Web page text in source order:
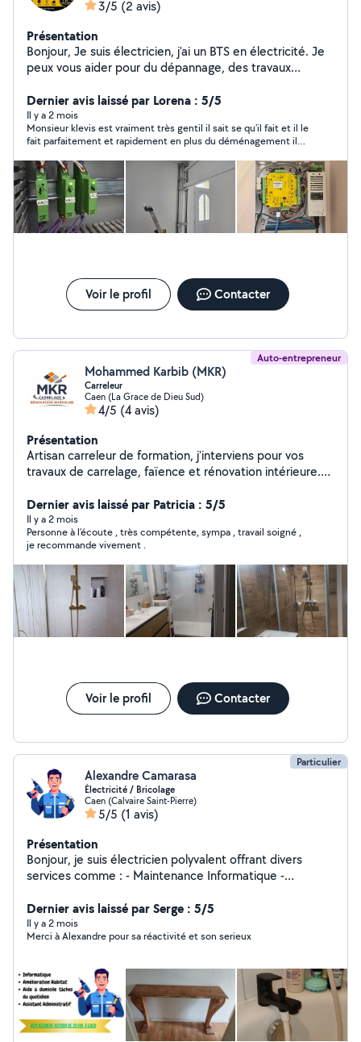
3/5 (2 avis)
Présentation
Bonjour, Je suis électricien, j'ai un BTS en électricité. Je
peux vous aider pour du dépannage, des travaux
tableaux électriques, petites installations ou
réparations. N'hésitez pas à me contacter si besoin.
Merci
Dernier avis laissé par Lorena : 5/5
Il y a 2 mois
Monsieur klevis est vraiment très gentil il sait se qu’il fait et il le
fait parfaitement et rapidement en plus du déménagement il
dans le prix. Merci à lui pour tout et je le recontacterai si j’ai
encore besoin. Je le remercie pour tout ce qu’il a fait.
Voir le profil Contacter
Auto-entrepreneur
Mohammed Karbib (MKR)
Carreleur
Caen (La Grace de Dieu Sud)
4/5 (4 avis)
Présentation
Artisan carreleur de formation, j'interviens pour vos
travaux de carrelage, faïence et rénovation intérieure.
Prestations proposées : Pose de carrelage et faïence
(sols, murs, salle de bain, cuisine) Réparation ou
remplacement de carreaux Petits travaux de rénovation
intérieure Dépannage plomberie : fuites, débouchage,
robinetterie, siphon, joints, lavabo, douche, ballon d'eau
chaude Travail sérieux et soigné Déplacement rapide
sur Caen et alentours Tarifs selon prestation devis
gratuit. Intervention possible en urgence selon
disponibilité
Dernier avis laissé par Patricia : 5/5
Il y a 2 mois
Personne à l’écoute , très compétente, sympa , travail soigné ,
je recommande vivement .
Voir le profil Contacter
Particulier
Alexandre Camarasa
Électricité / Bricolage
Caen (Calvaire Saint-Pierre)
5/5 (1 avis)
Présentation
Bonjour, je suis électricien polyvalent offrant divers
services comme : - Maintenance Informatique -
de meuble Je travaille en contrat de chèque emploi
service auprès de particuliers depuis plusieurs années.
Réduction sur les impôts à clé pour l'employeur
Dernier avis laissé par Serge : 5/5
Il y a 2 mois
Merci à Alexandre pour sa réactivité et son serieux